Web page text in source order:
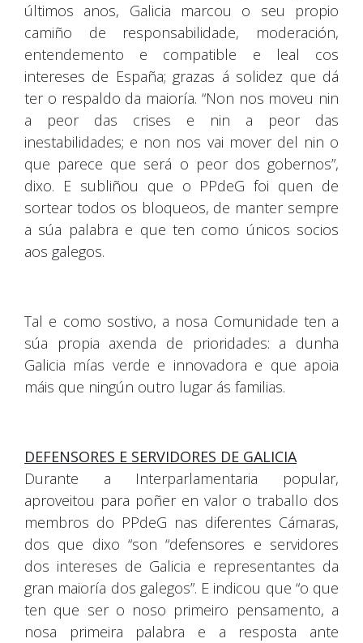
últimos anos, Galicia marcou o seu propio
camiño de responsabilidade, moderación,
entendemento e compatible e leal cos
intereses de España; grazas á solidez que dá
ter o respaldo da maioría. “Non nos moveu nin
a peor das crises e nin a peor das
inestabilidades; e non nos vai mover del nin o
que parece que será o peor dos gobernos”,
dixo. E subliñou que o PPdeG foi quen de
sortear todos os bloqueos, de manter sempre
a súa palabra e que ten como únicos socios
aos galegos.
Tal e como sostivo, a nosa Comunidade ten a
súa propia axenda de prioridades: a dunha
Galicia mías verde e innovadora e que apoia
máis que ningún outro lugar ás familias.
DEFENSORES E SERVIDORES DE GALICIA
Durante a Interparlamentaria popular,
aproveitou para poñer en valor o traballo dos
membros do PPdeG nas diferentes Cámaras,
dos que dixo “son “defensores e servidores
dos intereses de Galicia e representantes da
gran maioría dos galegos”. E indicou que “o que
ten que ser o noso primeiro pensamento, a
nosa primeira palabra e a resposta ante